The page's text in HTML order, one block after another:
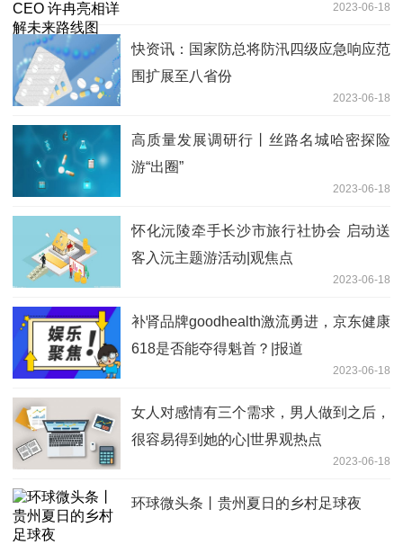
2023-06-18
快资讯：国家防总将防汛四级应急响应范
围扩展至八省份
2023-06-18
高质量发展调研行丨丝路名城哈密探险
游“出圈”
2023-06-18
怀化沅陵牵手长沙市旅行社协会 启动送
客入沅主题游活动|观焦点
2023-06-18
补肾品牌goodhealth激流勇进，京东健康
618是否能夺得魁首？|报道
2023-06-18
女人对感情有三个需求，男人做到之后，
很容易得到她的心|世界观热点
2023-06-18
环球微头条丨贵州夏日的乡村足球夜